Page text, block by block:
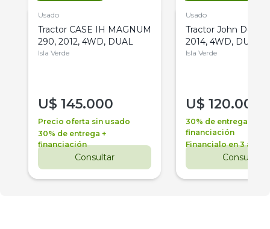
Usado
Tractor CASE IH MAGNUM
290, 2012, 4WD, DUAL
Isla Verde
U$ 145.000
Precio oferta sin usado
30% de entrega +
financiación
Consultar
Usado
Tractor John Deere
2014, 4WD, DUAL
Isla Verde
U$ 120.000
30% de entrega +
financiación
Financialo en 3 años
Consultar